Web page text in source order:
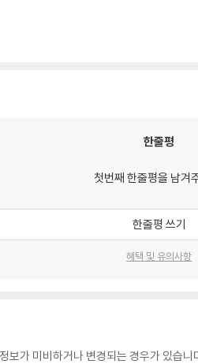
한줄평
첫번째 한줄평을 남겨
한줄평 쓰기
혜택 및 유의사항
가 미비하거나 변경되는 경우가 있습니